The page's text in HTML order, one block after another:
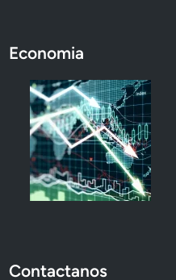
Economia
Contactanos